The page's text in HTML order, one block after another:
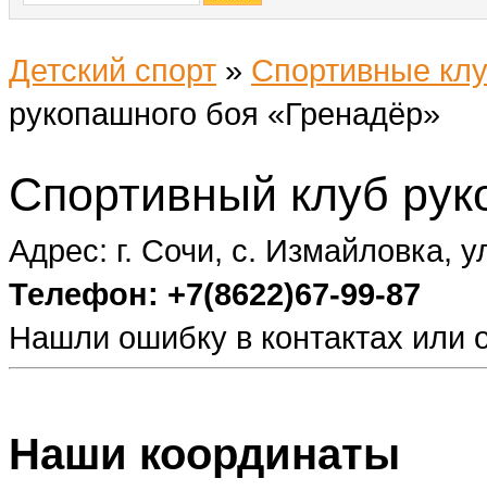
Детский спорт » Спортивные
рукопашного боя «Гренадёр»
Спортивный клуб
Адрес: г. Сочи, с. Измайловка,
Телефон: +7(8622)67-99-87
Нашли ошибку в контактах
Наши координаты